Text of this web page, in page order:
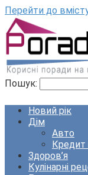
Перейти до
Пошук:
Новий рік
Дім
Авто
Кредит
Здоров’я
Кулінарні